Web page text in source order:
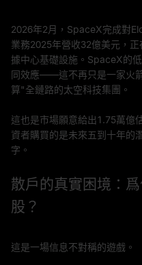
2026年2月，SpaceX完成對
業務2025年營收32億美元，
據中心基礎設施。SpaceX的
同效應——這不再只是一家火
算"全鏈路的太空科技集團。
這也是市場願意給出1.75萬億
資者購買的是未來五到十年的
字。
散戶的真實困境：
股？
這是一場信息不對稱的遊戲。